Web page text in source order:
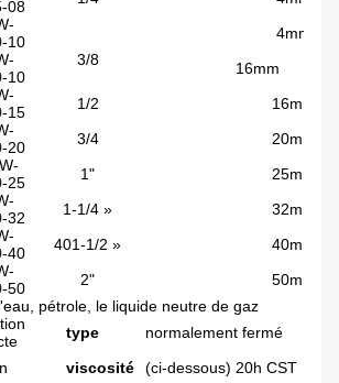
08
10
3/8
4mm
10
16mm
15
1/2
16mm
20
3/4
20mm
25
1"
25mm
32
1-1/4 »
32mm
40
401-1/2 »
40mm
50
2"
50mm
pétrole, le liquide neutre de gaz
type
normalement fermé
viscosité
(ci-dessous) 20h CST